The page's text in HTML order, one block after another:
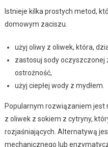
Istnieje kilka prostych metod,
domowym zaciszu.
użyj oliwy z oliwek, która,
zastosuj sody oczyszczonej
ostrożność,
użyj ciepłej wody z mydłem.
Popularnym rozwiązaniem jest
z oliwek z sokiem z cytryny,
rozjaśniających. Alternatywą
mechanicznego lub